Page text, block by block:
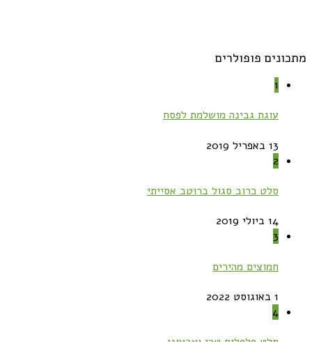
מתכונים פופולרים
1
עוגת גבינה מושלמת לפסח
13 באפריל 2019
2
סלט כרוב סגול ברוטב אסייתי
14 ביולי 2019
3
חמוצים מהירים
1 באוגוסט 2022
4